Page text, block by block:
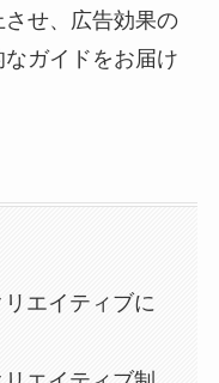
させ、広告効果の
ガイドをお届け
エイティブに